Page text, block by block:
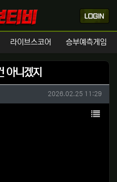
라이브스코어 승부예측게임
아니겠지
작성일
2026.02.25 11:29
목록